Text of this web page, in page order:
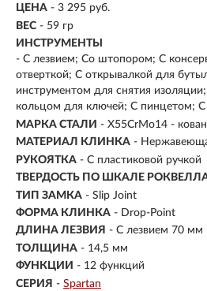
ЦЕНА - 3 295 руб.
ВЕС - 59 гр
ИНСТРУМЕНТЫ
- С лезвием; Со штопором; С
отверткой; С открывалкой для
инструментом для снятия
кольцом для ключей; С пинцетом; С
МАРКА СТАЛИ - X55CrMo14 -
МАТЕРИАЛ КЛИНКА -
РУКОЯТКА - С пластиковой ручкой
ТВЕРДОСТЬ ПО ШКАЛЕ РОКВЕЛЛА
ТИП ЗАМКА - Slip Joint
ФОРМА КЛИНКА - Drop-Point
ДЛИНА ЛЕЗВИЯ - С лезвием 70 мм
ТОЛЩИНА - 14,5 мм
ФУНКЦИИ - 12 функций
СЕРИЯ - Spartan